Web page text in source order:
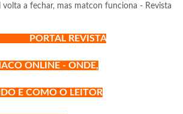
volta a fechar, mas matcon funciona - Revista
PORTAL REVISTA
ONLINE - ONDE,
E COMO O LEITOR